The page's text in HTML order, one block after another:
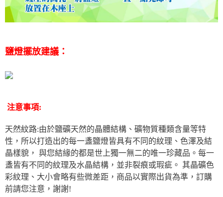
鹽燈擺放建議：
注意事項:
天然紋路:由於鹽礦天然的晶體結構、礦物質種類含量等特
性，所以打造出的每一盞鹽燈皆具有不同的紋理、色澤及結
晶樣貌， 與您結緣的都是世上獨一無二的唯一珍藏品。每一
盞皆有不同的紋理及水晶結構，並非裂痕或瑕疵。 其晶礦色
彩紋理、大小會略有些微差距，商品以實際出貨為準，訂購
前請您注意，謝謝!